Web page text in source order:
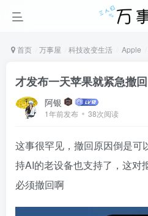
首页 万事屋 科技改变生活 Apple
才发布一天苹果就紧急撤
阿银
1年前发布 38次阅读
这事很罕见，撤回原因倒是可
持AI的老设备也支持了，这对
必须撤回啊